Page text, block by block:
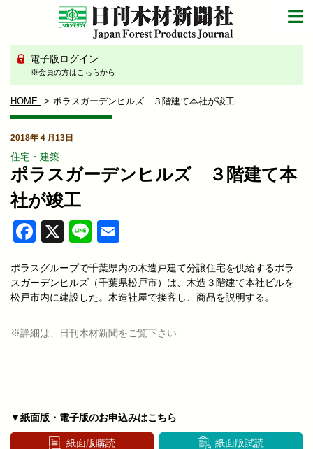
電子版ログイン
※会員の方はこちらから
HOME ポラスガーデンヒルズ ３階建て本社が竣工
2018年４月13日
住宅・建築
ポラスガーデンヒルズ ３階建て本
社が竣工
Facebook
X Line
ポラスグループで千葉県内の木造戸建て分譲住宅を供給するポラ
スガーデンヒルズ（千葉県松戸市）は、木造３階建て本社ビルを
松戸市内に建設した。木造社屋で接客し、商品を説明する。
※詳細は、日刊木材新聞をご覧下さい
▼紙面版・電子版のお申込みはこちら
紙面版購読 紙面版試読